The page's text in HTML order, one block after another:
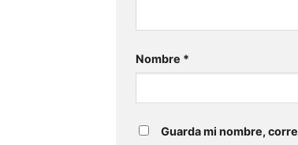
Nombre *
Guarda mi nombre,